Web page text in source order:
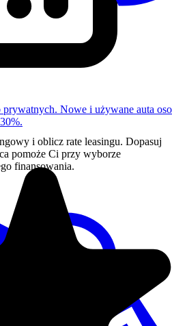
i oblicz rate leasingu. Dopasuj
pomoże Ci przy wyborze
finansowania.
Nowe i używane auta